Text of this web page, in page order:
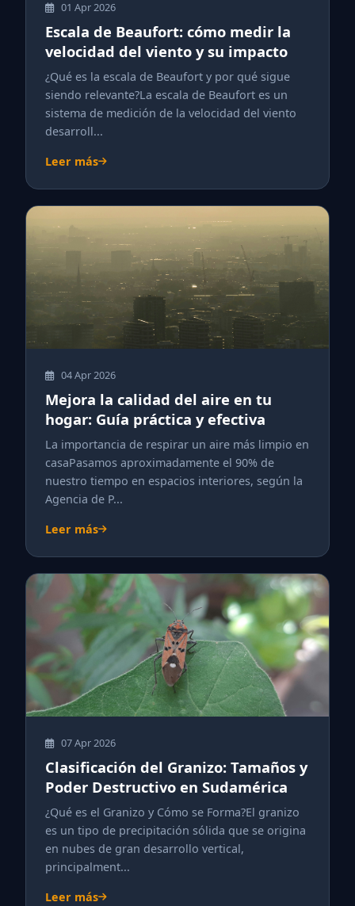
01 Apr 2026
Escala de Beaufort: cómo medir la
velocidad del viento y su impacto
¿Qué es la escala de Beaufort y por qué sigue
siendo relevante?La escala de Beaufort es un
sistema de medición de la velocidad del viento
desarroll...
Leer más
04 Apr 2026
Mejora la calidad del aire en tu
hogar: Guía práctica y efectiva
La importancia de respirar un aire más limpio en
casaPasamos aproximadamente el 90% de
nuestro tiempo en espacios interiores, según la
Agencia de P...
Leer más
07 Apr 2026
Clasificación del Granizo: Tamaños y
Poder Destructivo en Sudamérica
¿Qué es el Granizo y Cómo se Forma?El granizo
es un tipo de precipitación sólida que se origina
en nubes de gran desarrollo vertical,
principalment...
Leer más